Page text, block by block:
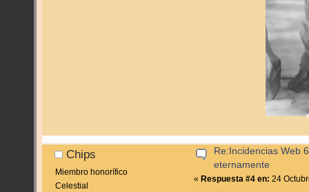
Chips
Miembro honorífico
Celestial
Re:Incidencias Web
eternamente
« Respuesta #4 en: 24